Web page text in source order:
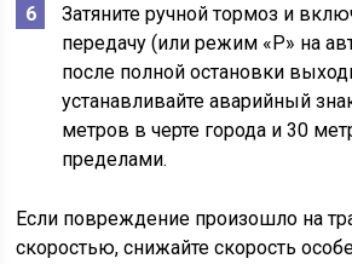
Затяните ручной тормоз и
передачу (или режим «P» на
после полной остановки
устанавливайте аварийный
метров в черте города и 30
пределами.
Если повреждение произошло на
скоростью, снижайте скорость